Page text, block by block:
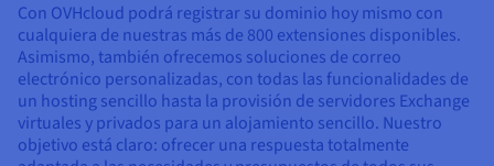
Con OVHcloud podrá registrar su dominio hoy mismo con
cualquiera de nuestras más de 800 extensiones disponibles.
Asimismo, también ofrecemos soluciones de correo
electrónico personalizadas, con todas las funcionalidades de
un hosting sencillo hasta la provisión de servidores Exchange
virtuales y privados para un alojamiento sencillo. Nuestro
objetivo está claro: ofrecer una respuesta totalmente